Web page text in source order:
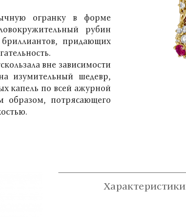
огранку в форме
рубин
придающих
вне зависимости
изумительный шедевр,
капель по всей ажурной
образом, потрясающего
Характеристики